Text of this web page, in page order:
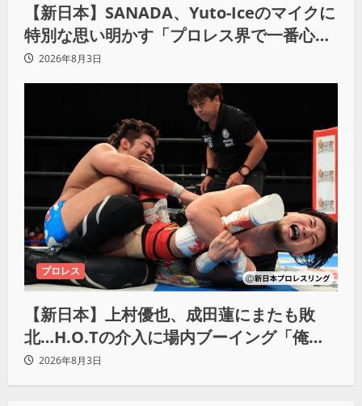
【新日本】SANADA、Yuto-Iceのマイクに
特別な思い明かす「プロレス界で一番心に
響きました」
2026年8月3日
プロレス
【新日本】上村優也、成田蓮にまたも敗
北…H.O.Tの介入に場内ブーイング「俺が
闘いたい蓮じゃない！」
2026年8月3日